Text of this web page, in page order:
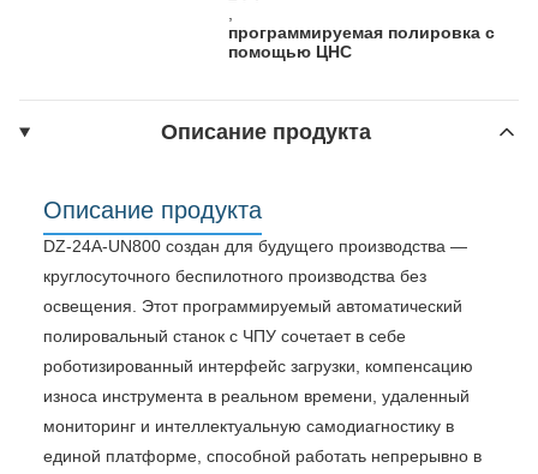
программируемая полировка с
помощью ЦНС
Описание продукта
Описание продукта
DZ-24A-UN800 создан для будущего производства —
круглосуточного беспилотного производства без
освещения. Этот программируемый автоматический
полировальный станок с ЧПУ сочетает в себе
роботизированный интерфейс загрузки, компенсацию
износа инструмента в реальном времени, удаленный
мониторинг и интеллектуальную самодиагностику в
единой платформе, способной работать непрерывно в